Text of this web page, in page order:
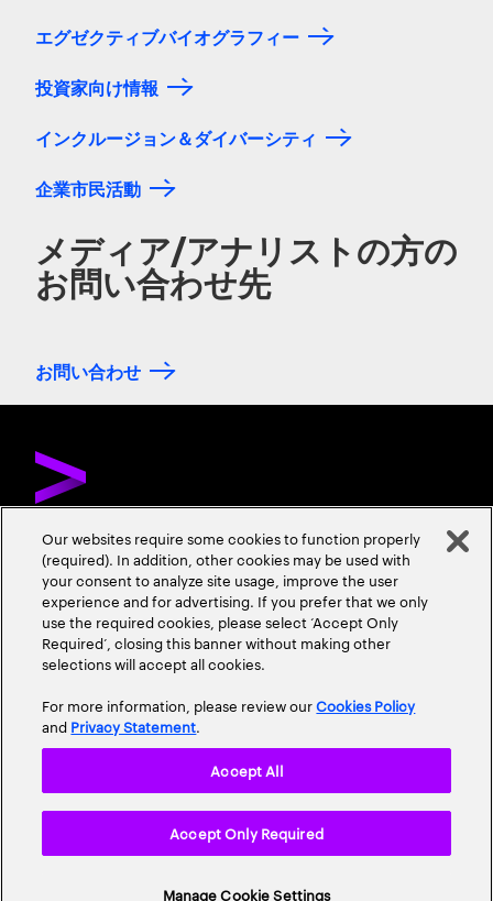
エグゼクティブバイオグラフィー
投資家向け情報
インクルージョン＆ダイバーシティ
企業市民活動
メディア/アナリストの方の
お問い合わせ先
お問い合わせ
お問い合わせ採用情報会社情報
プライバシーポリシー情報セキュリティ基本方針
アクセシビリティステートメントサイトマップ
Our websites require some cookies to function properly
(required). In addition, other cookies may be used with
your consent to analyze site usage, improve the user
experience and for advertising. If you prefer that we only
use the required cookies, please select ‘Accept Only
Required’, closing this banner without making other
selections will accept all cookies.
For more information, please review ourCookies Policy
and Privacy Statement.
Manage Cookie Settings
Accept Only Required
Accept All